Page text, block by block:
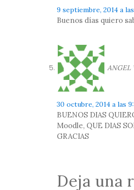
9 septiembre, 2014 a
Buenos días quiero
ANGEL
30 octubre, 2014 a las
BUENOS DIAS
Moodle, QUE DIAS
GRACIAS
Deja una